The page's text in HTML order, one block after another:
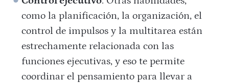
como la planificación, la organización, el
control de impulsos y la multitarea están
estrechamente relacionada con las
funciones ejecutivas, y eso te permite
coordinar el pensamiento para llevar a